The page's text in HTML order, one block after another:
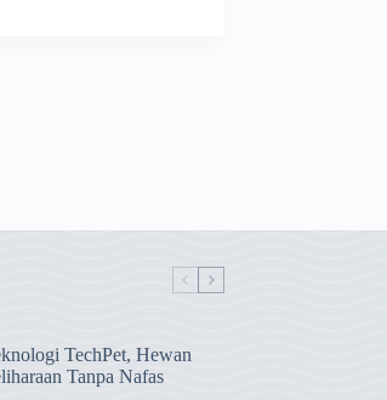
TechPet, Hewan
Tanpa Nafas